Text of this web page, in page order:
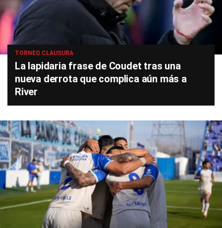
TORNEO CLAUSURA
La lapidaria frase de Coudet tras una
nueva derrota que complica aún más a
River